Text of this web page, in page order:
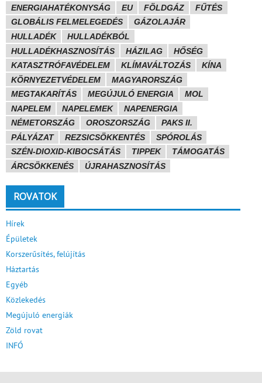
ENERGIAHATÉKONYSÁG
EU FÖLDGÁZ
FŰTÉS
GLOBÁLIS FELMELEGEDÉS
GÁZOLAJÁR
HULLADÉK
HULLADÉKBÓL
HULLADÉKHASZNOSÍTÁS
HÁZILAG
HŐSÉG
KATASZTRÓFAVÉDELEM
KLÍMAVÁLTOZÁS
KÍNA
KÖRNYEZETVÉDELEM
MAGYARORSZÁG
MEGTAKARÍTÁS
MEGÚJULÓ ENERGIA
MOL
NAPELEM
NAPELEMEK
NAPENERGIA
NÉMETORSZÁG
OROSZORSZÁG
PAKS II.
PÁLYÁZAT
REZSICSÖKKENTÉS
SPÓROLÁS
SZÉN-DIOXID-KIBOCSÁTÁS
TIPPEK
TÁMOGATÁS
ÁRCSÖKKENÉS
ÚJRAHASZNOSÍTÁS
ROVATOK
Hírek
Épületek
Korszerűsítés, felújítás
Háztartás
Egyéb
Közlekedés
Megújuló energiák
Zöld rovat
INFÓ